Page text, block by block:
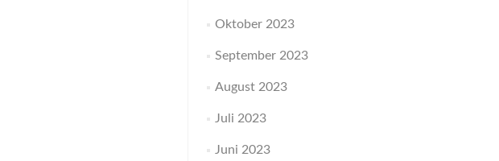
Oktober 2023
September 2023
August 2023
Juli 2023
Juni 2023